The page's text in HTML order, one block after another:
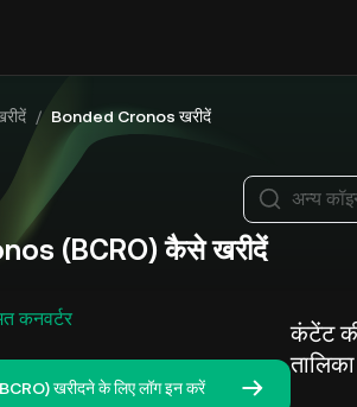
/ Bonded Cronos खरीदें
(BCRO) कैसे खरीदें
कनवर्टर
खरीदने के लिए लॉग इन करें
अन्य
कंटेंट
तालिका